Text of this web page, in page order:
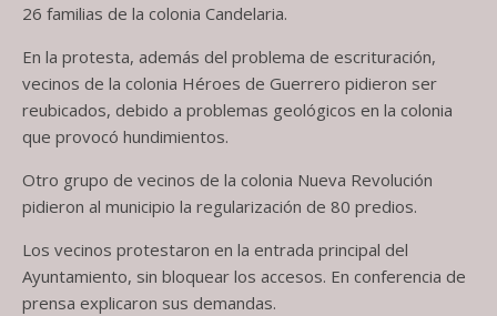
26 familias de la colonia Candelaria.
En la protesta, además del problema de escrituración,
vecinos de la colonia Héroes de Guerrero pidieron ser
reubicados, debido a problemas geológicos en la colonia
que provocó hundimientos.
Otro grupo de vecinos de la colonia Nueva Revolución
pidieron al municipio la regularización de 80 predios.
Los vecinos protestaron en la entrada principal del
Ayuntamiento, sin bloquear los accesos. En conferencia de
prensa explicaron sus demandas.